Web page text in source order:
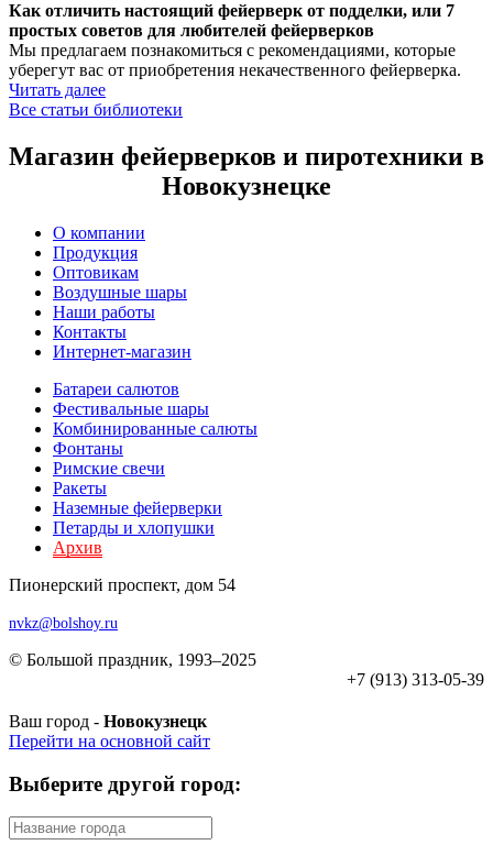
Как отличить настоящий фейерверк от подделки, или 7
простых советов для любителей фейерверков
Мы предлагаем познакомиться с рекомендациями, которые
уберегут вас от приобретения некачественного фейерверка.
Читать далее
Все статьи библиотеки
Магазин фейерверков и пиротехники в
Новокузнецке
О компании
Продукция
Оптовикам
Воздушные шары
Наши работы
Контакты
Интернет-магазин
Батареи салютов
Фестивальные шары
Комбиниров­анные салюты
Фонтаны
Римские свечи
Ракеты
Наземные фейерверки
Петарды и хлопушки
Архив
Пионерский проспект, дом 54
nvkz@bolshoy.ru
© Большой праздник, 1993–2025
+7 (913) 313-05-39
Ваш город - Новокузнецк
Перейти на основной сайт
Выберите другой город: